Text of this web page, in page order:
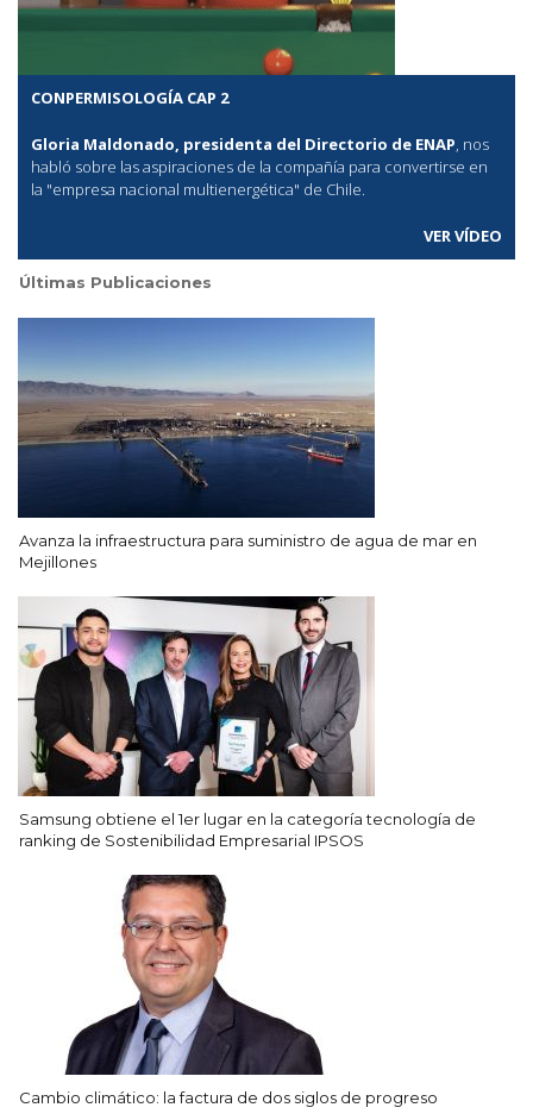
CONPERMISOLOGÍA CAP 2
Gloria Maldonado, presidenta del Directorio de ENAP , nos
habló sobre las aspiraciones de la compañía para convertirse en
la "empresa nacional multienergética" de Chile.
VER VÍDEO
Últimas Publicaciones
Avanza la infraestructura para suministro de agua de mar en
Mejillones
Samsung obtiene el 1er lugar en la categoría tecnología de
ranking de Sostenibilidad Empresarial IPSOS
Cambio climático: la factura de dos siglos de progreso